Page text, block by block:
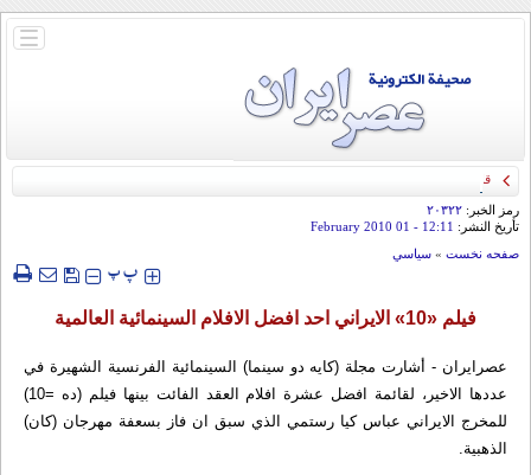
باز
قائد الحرس الثوري: إيران ستدمر أمريكا وإسرائيل والسعودية إذا تجاوزت خطوط طهران
الحمراء
رمز الخبر: ۲۰۳۲۲
تأريخ النشر: 12:11
- 01 February 2010
صفحه نخست » سياسي
‍‍‍ پپ
فيلم «10» الايراني احد افضل الافلام السينمائية العالمية
عصرایران - أشارت مجلة (كايه دو سينما) السينمائية الفرنسية الشهيرة في
عددها الاخير، لقائمة افضل عشرة افلام العقد الفائت بينها فيلم (ده =10)
للمخرج الايراني عباس كيا رستمي الذي سبق ان فاز بسعفة مهرجان (كان)
الذهبية.